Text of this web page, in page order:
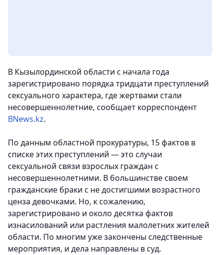
В Кызылординской области с начала года
зарегистрировано порядка тридцати преступлений
сексуального характера, где жертвами стали
несовершеннолетние, сообщает корреспондент
BNews.kz.
По данным областной прокуратуры, 15 фактов в
списке этих преступлений — это случаи
сексуальной связи взрослых граждан с
несовершеннолетними. В большинстве своем
гражданские браки с не достигшими возрастного
ценза девочками. Но, к сожалению,
зарегистрировано и около десятка фактов
изнасилований или растления малолетних жителей
области. По многим уже закончены следственные
мероприятия, и дела направлены в суд.